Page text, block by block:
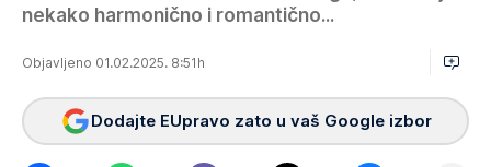
nekako harmonično i romantično...
Objavljeno 01.02.2025. 8:51h
Dodajte EUpravo zato u vaš Google izbor